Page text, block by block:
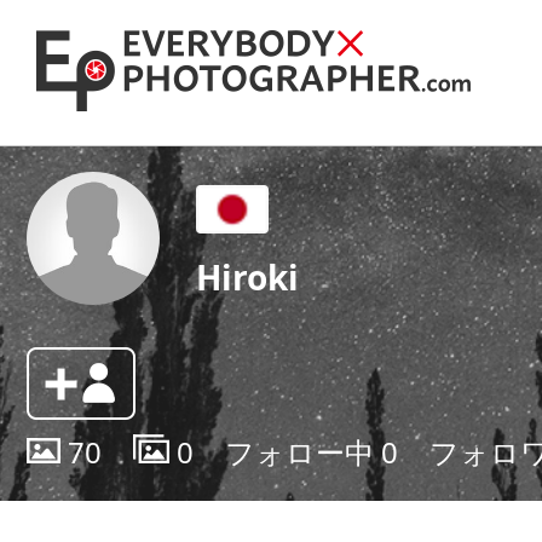
Hiroki
70 0 フォロー中0 フォロ